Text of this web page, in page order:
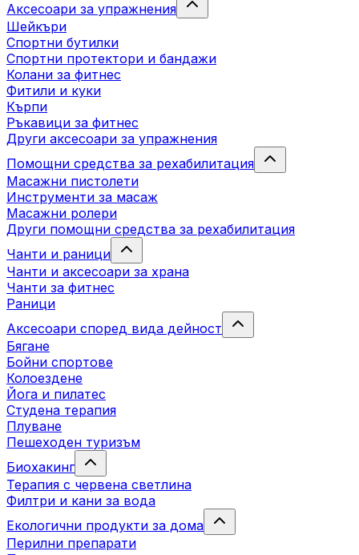
Аксесоари за упражнения
Шейкъри
Спортни бутилки
Спортни протектори и бандажи
Колани за фитнес
Фитили и куки
Кърпи
Ръкавици за фитнес
Други аксесоари за упражнения
Помощни средства за рехабилитация
Масажни пистолети
Инструменти за масаж
Масажни ролери
Други помощни средства за рехабилитация
Чанти и раници
Чанти и аксесоари за храна
Чанти за фитнес
Раници
Аксесоари според вида дейност
Бягане
Бойни спортове
Колоездене
Йога и пилатес
Студена терапия
Плуване
Пешеходен туризъм
Биохакинг
Терапия с червена светлина
Филтри и кани за вода
Екологични продукти за дома
Перилни препарати